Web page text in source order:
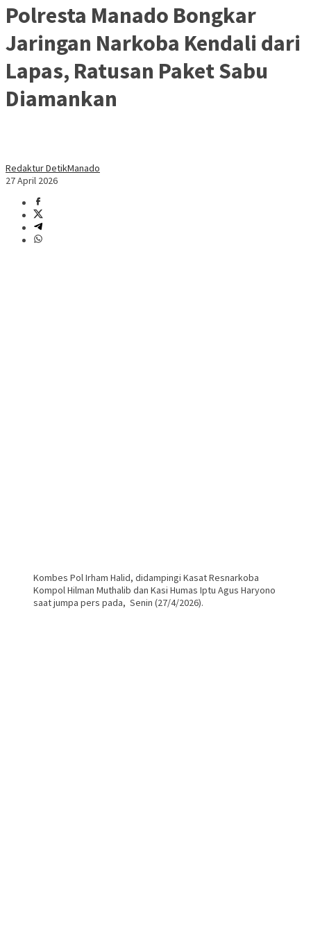
Polresta Manado Bongkar
Jaringan Narkoba Kendali dari
Lapas, Ratusan Paket Sabu
Diamankan
Redaktur DetikManado
27 April 2026
Kombes Pol Irham Halid, didampingi Kasat Resnarkoba
Kompol Hilman Muthalib dan Kasi Humas Iptu Agus Haryono
saat jumpa pers pada, Senin (27/4/2026).